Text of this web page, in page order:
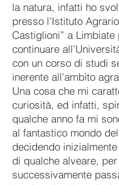
la natura, infatti ho
presso l’Istituto
Castiglioni” a Limbiate
continuare
con un corso di studi
inerente all’ambito
Una cosa che mi
curiosità, ed infatti,
qualche anno fa mi
al fantastico mondo
decidendo
di qualche alveare,
successivamente